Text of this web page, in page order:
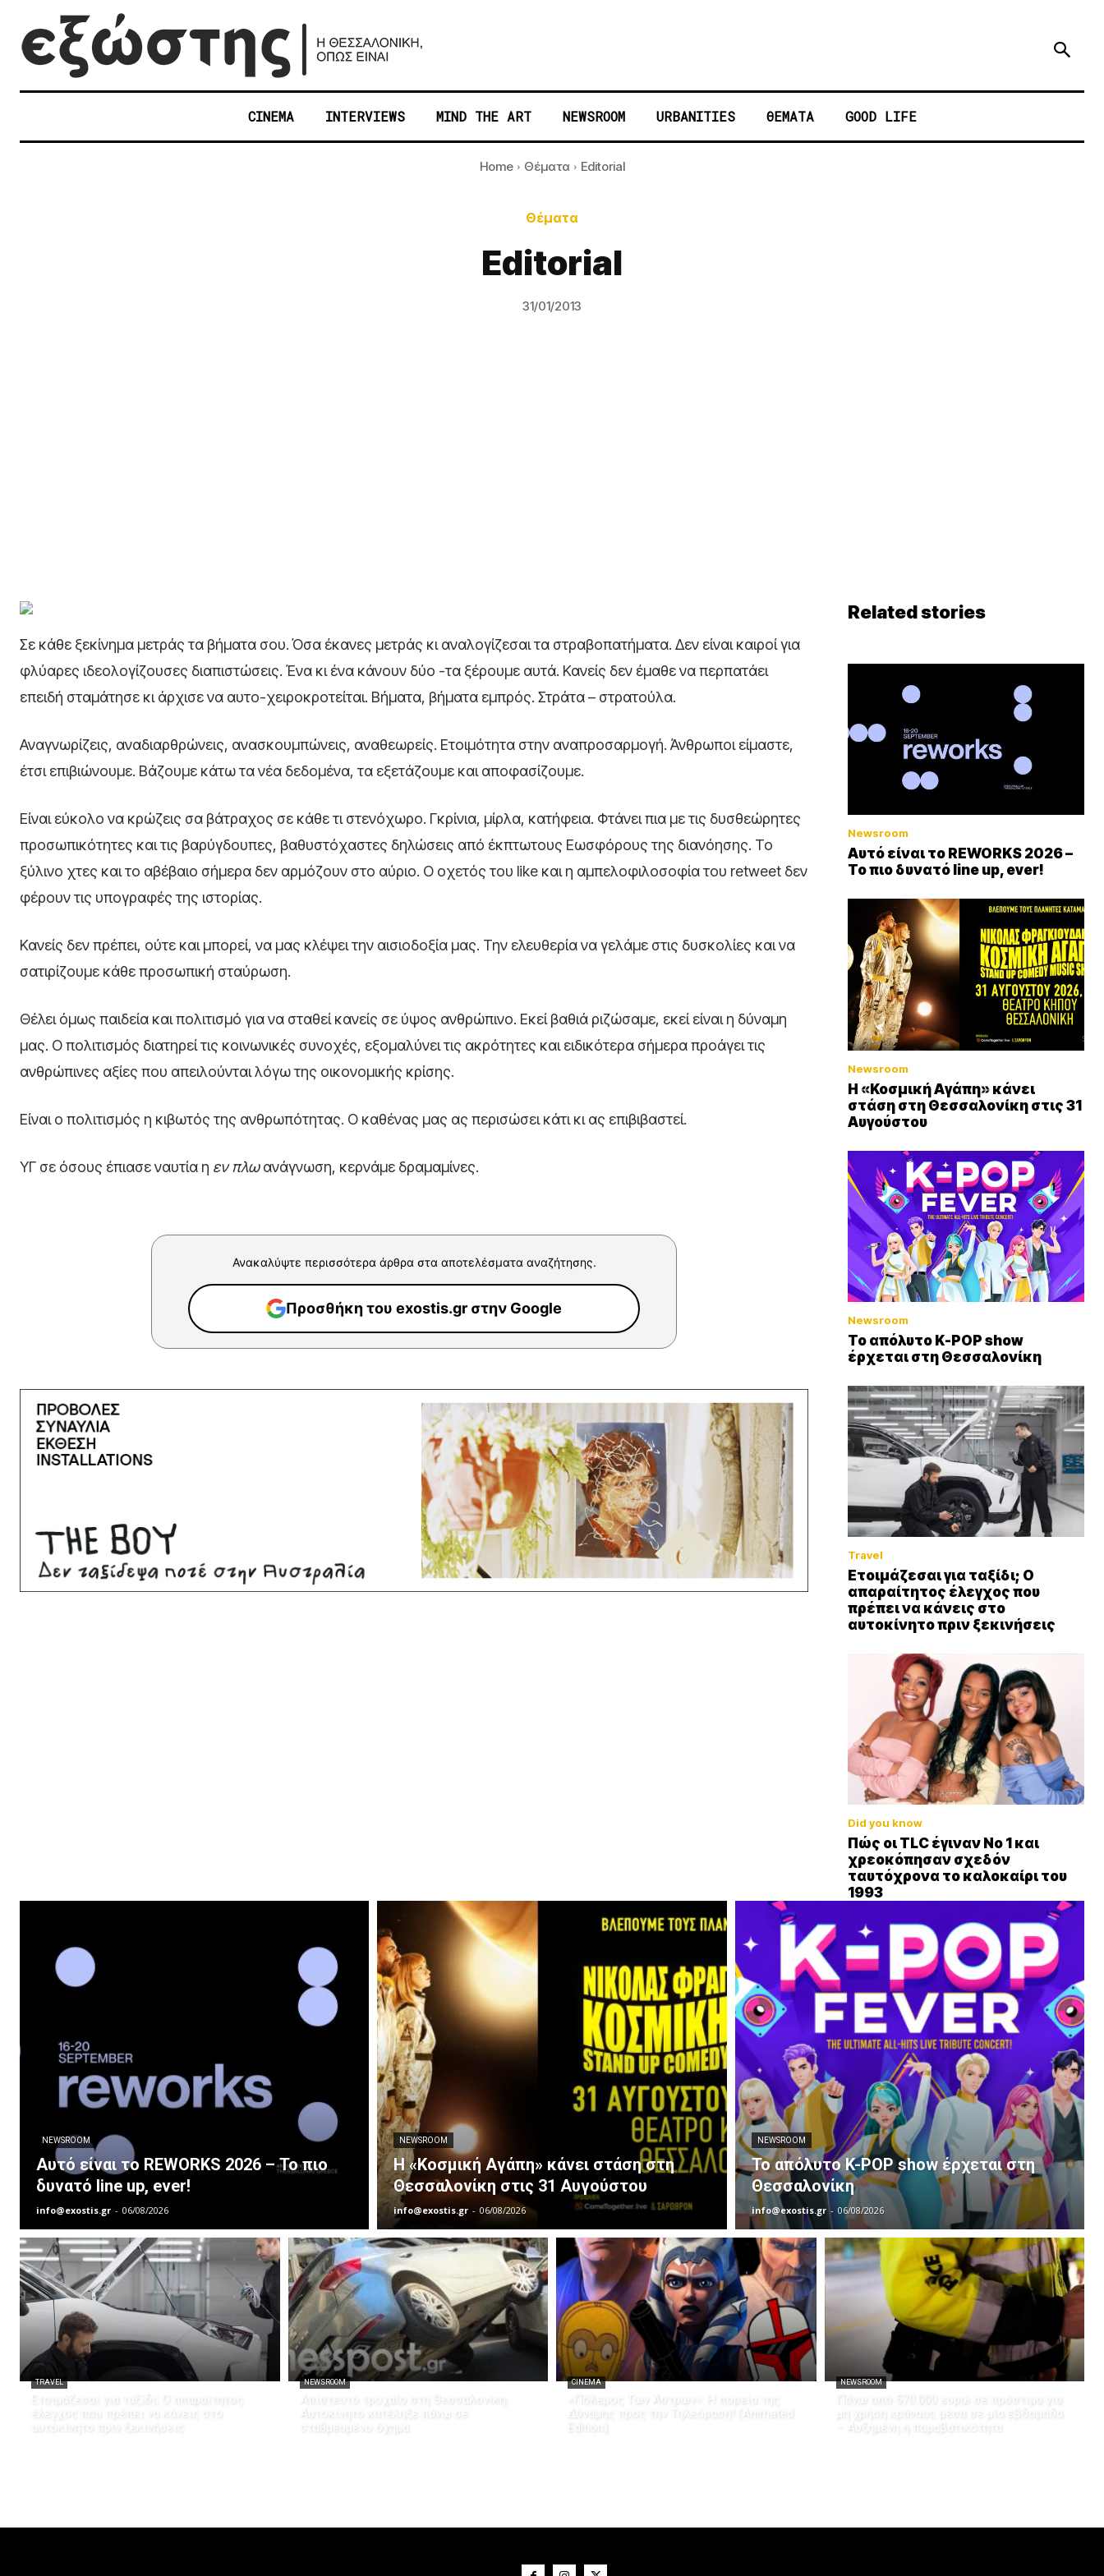
CINEMA INTERVIEWS MIND THE ART NEWSROOM URBANITIES ΘΕΜΑΤΑ GOOD LIFE
Home Θέματα Editorial
Θέματα
Editorial
31/01/2013
Σε κάθε ξεκίνημα μετράς τα βήματα σου. Όσα έκανες μετράς κι αναλογίζεσαι τα στραβοπατήματα. Δεν είναι καιροί για
φλύαρες ιδεολογίζουσες διαπιστώσεις. Ένα κι ένα κάνουν δύο -τα ξέρουμε αυτά. Κανείς δεν έμαθε να περπατάει
επειδή σταμάτησε κι άρχισε να αυτο-χειροκροτείται. Βήματα, βήματα εμπρός. Στράτα – στρατούλα.
Αναγνωρίζεις, αναδιαρθρώνεις, ανασκουμπώνεις, αναθεωρείς. Ετοιμότητα στην αναπροσαρμογή. Άνθρωποι είμαστε,
έτσι επιβιώνουμε. Βάζουμε κάτω τα νέα δεδομένα, τα εξετάζουμε και αποφασίζουμε.
Είναι εύκολο να κρώζεις σα βάτραχος σε κάθε τι στενόχωρο. Γκρίνια, μίρλα, κατήφεια. Φτάνει πια με τις δυσθεώρητες
προσωπικότητες και τις βαρύγδουπες, βαθυστόχαστες δηλώσεις από έκπτωτους Εωσφόρους της διανόησης. Το
ξύλινο χτες και το αβέβαιο σήμερα δεν αρμόζουν στο αύριο. Ο οχετός του like και η αμπελοφιλοσοφία του retweet δεν
φέρουν τις υπογραφές της ιστορίας.
Κανείς δεν πρέπει, ούτε και μπορεί, να μας κλέψει την αισιοδοξία μας. Την ελευθερία να γελάμε στις δυσκολίες και να
σατιρίζουμε κάθε προσωπική σταύρωση.
Θέλει όμως παιδεία και πολιτισμό για να σταθεί κανείς σε ύψος ανθρώπινο. Εκεί βαθιά ριζώσαμε, εκεί είναι η δύναμη
μας. Ο πολιτισμός διατηρεί τις κοινωνικές συνοχές, εξομαλύνει τις ακρότητες και ειδικότερα σήμερα προάγει τις
ανθρώπινες αξίες που απειλούνται λόγω της οικονομικής κρίσης.
Είναι ο πολιτισμός η κιβωτός της ανθρωπότητας. Ο καθένας μας ας περισώσει κάτι κι ας επιβιβαστεί.
ΥΓ σε όσους έπιασε ναυτία η εν πλωανάγνωση, κερνάμε δραμαμίνες.
Ανακαλύψτε περισσότερα άρθρα στα αποτελέσματα αναζήτησης.
Προσθήκη του exostis.gr στην Google
Related stories
Newsroom
Αυτό είναι το REWORKS 2026 –
Το πιο δυνατό line up, ever!
Newsroom
Η «Κοσμική Αγάπη» κάνει
στάση στη Θεσσαλονίκη στις 31
Αυγούστου
Newsroom
Το απόλυτο K-POP show
έρχεται στη Θεσσαλονίκη
Travel
Ετοιμάζεσαι για ταξίδι; Ο
απαραίτητος έλεγχος που
πρέπει να κάνεις στο
αυτοκίνητο πριν ξεκινήσεις
Did you know
Πώς οι TLC έγιναν Νο 1 και
χρεοκόπησαν σχεδόν
ταυτόχρονα το καλοκαίρι του
1993
NEWSROOM
Αυτό είναι το REWORKS 2026 – Το πιο
δυνατό line up, ever!
info@exostis.gr - 06/08/2026
NEWSROOM
Η «Κοσμική Αγάπη» κάνει στάση στη
Θεσσαλονίκη στις 31 Αυγούστου
info@exostis.gr - 06/08/2026
NEWSROOM
Το απόλυτο K-POP show έρχεται στη
Θεσσαλονίκη
info@exostis.gr - 06/08/2026
TRAVEL
Ετοιμάζεσαι για ταξίδι; Ο απαραίτητος
έλεγχος που πρέπει να κάνεις στο
αυτοκίνητο πριν ξεκινήσεις
NEWSROOM
Απίστευτο τροχαίο στη Θεσσαλονίκη:
Αυτοκίνητο κατέληξε πάνω σε
σταθμευμένο όχημα
CINEMA
«Πόλεμος Των Άστρων»: Η πορεία της
Δύναμης προς την Τηλεόραση! (Animated
NEWSROOM
Πάνω από 570.000 ευρώ σε πρόστιμα για
μη χρήση κράνους μέσα σε μία εβδομάδα
– Αυξημένη η παραβατικότητα